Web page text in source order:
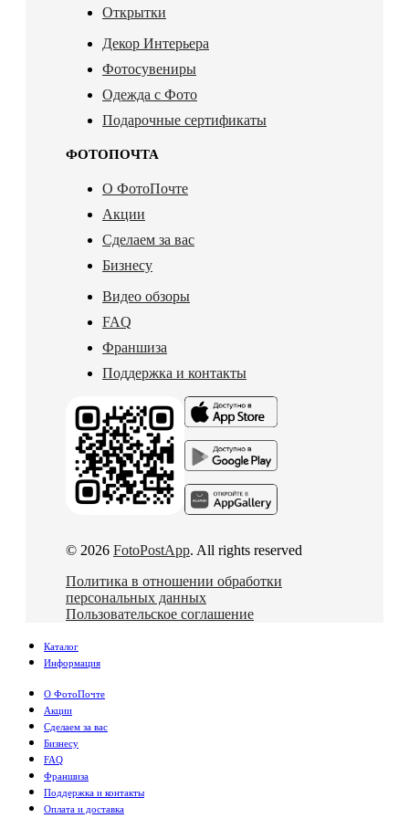
Открытки
Декор Интерьера
Фотосувениры
Одежда с Фото
Подарочные сертификаты
ФОТОПОЧТА
О ФотоПочте
Акции
Сделаем за вас
Бизнесу
Видео обзоры
FAQ
Франшиза
Поддержка и контакты
© 2026 FotoPostApp. All rights reserved
Политика в отношении обработки
персональных данных
Пользовательское соглашение
Каталог
Информация
О ФотоПочте
Акции
Сделаем за вас
Бизнесу
FAQ
Франшиза
Поддержка и контакты
Оплата и доставка